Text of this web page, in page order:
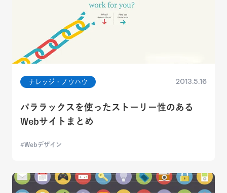
ナレッジ・ノウハウ 2013.5.16
パララックスを使ったストーリー性のある
Webサイトまとめ
Webデザイン